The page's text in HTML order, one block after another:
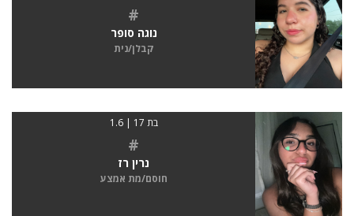
#
נוגה סופר
קבלן/נית
בת 17 | 1.6
#
נרין רז
חוסם/מת אמצע